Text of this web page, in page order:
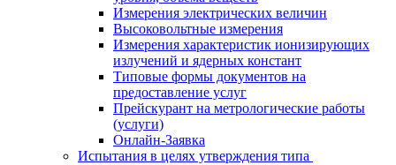
Измерения электрических величин
Высоковольтные измерения
Измерения характеристик ионизирующих
излучений и ядерных констант
Типовые формы документов на
предоставление услуг
Прейскурант на метрологические работы
(услуги)
Онлайн-Заявка
Испытания в целях утверждения типа